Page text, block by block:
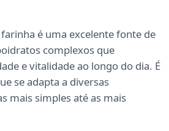
farinha é uma excelente fonte de
complexos que
e vitalidade ao longo do dia. É
se adapta a diversas
mais simples até as mais